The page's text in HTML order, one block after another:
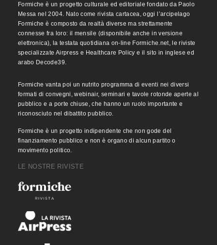
Formiche è un progetto culturale ed editoriale fondato da Paolo
Messa nel 2004. Nato come rivista cartacea, oggi l’arcipelago
Formiche è composto da realtà diverse ma strettamente
connesse fra loro: il mensile (disponibile anche in versione
elettronica), la testata quotidiana on-line Formiche.net, le riviste
specializzate Airpress e Healthcare Policy e il sito in inglese ed
arabo Decode39.
Formiche vanta poi un nutrito programma di eventi nei diversi
formati di convegni, webinair, seminari e tavole rotonde aperte al
pubblico e a porte chiuse, che hanno un ruolo importante e
riconosciuto nel dibattito pubblico.
Formiche è un progetto indipendente che non gode del
finanziamento pubblico e non è organo di alcun partito o
movimento politico.
LE NOSTRE RIVISTE